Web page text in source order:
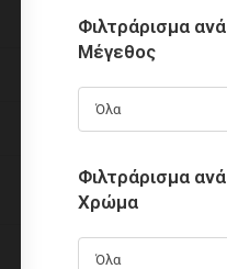
Φιλτράρισμα ανά
Μέγεθος
Όλα
Φιλτράρισμα ανά
Χρώμα
Όλα